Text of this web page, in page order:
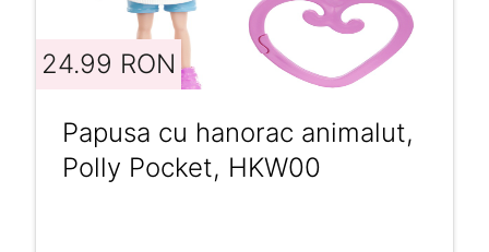
24.99 RON
Papusa cu hanorac animalut,
Polly Pocket, HKW00